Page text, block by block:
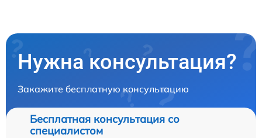
Нужна консультация?
Закажите бесплатную консультацию
Бесплатная консультация со
специалистом